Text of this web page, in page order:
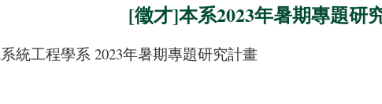
[徵才]本系2023年暑期專題研
統工程學系 2023年暑期專題研究計畫